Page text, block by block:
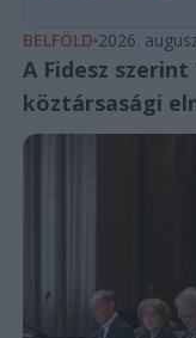
BELFÖLD 2026.
A Fidesz
köztársasági